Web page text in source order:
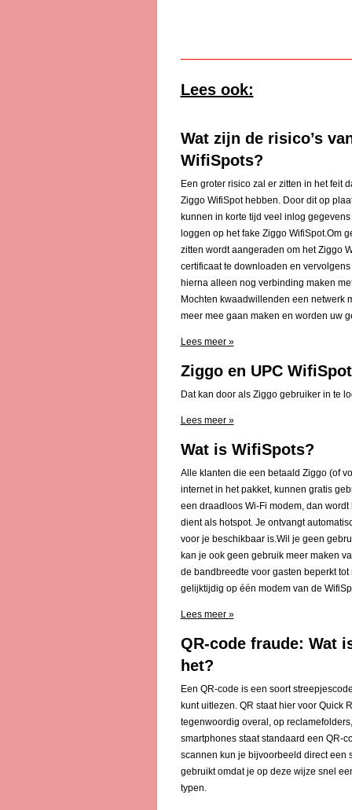
Lees ook:
Wat zijn de risico’s
WifiSpots?
Een groter risico zal er zitten in het feit
Ziggo WifiSpot hebben. Door dit op
kunnen in korte tijd veel inlog
loggen op het fake Ziggo WifiSpot.Om
zitten wordt aangeraden om het Ziggo
certificaat te downloaden en
hierna alleen nog verbinding maken
Mochten kwaadwillenden een netwerk
meer mee gaan maken en worden uw
Lees meer »
Ziggo en UPC
Dat kan door als Ziggo gebruiker in te
Lees meer »
Wat is WifiSpots?
Alle klanten die een betaald Ziggo (of
internet in het pakket, kunnen gratis
een draadloos Wi-Fi modem, dan
dient als hotspot. Je ontvangt
voor je beschikbaar is.Wil je geen
kan je ook geen gebruik meer maken
de bandbreedte voor gasten beperkt
gelijktijdig op één modem van de
Lees meer »
QR-code fraude: Wat
het?
Een QR-code is een soort
kunt uitlezen. QR staat hier voor Quick
tegenwoordig overal, op
smartphones staat standaard een QR-
scannen kun je bijvoorbeeld direct een
gebruikt omdat je op deze wijze snel
typen.